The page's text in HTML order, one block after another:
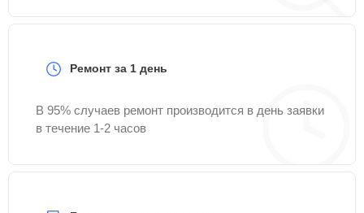
Ремонт за 1 день
В 95% случаев ремонт производится в день заявки
в течение 1-2 часов